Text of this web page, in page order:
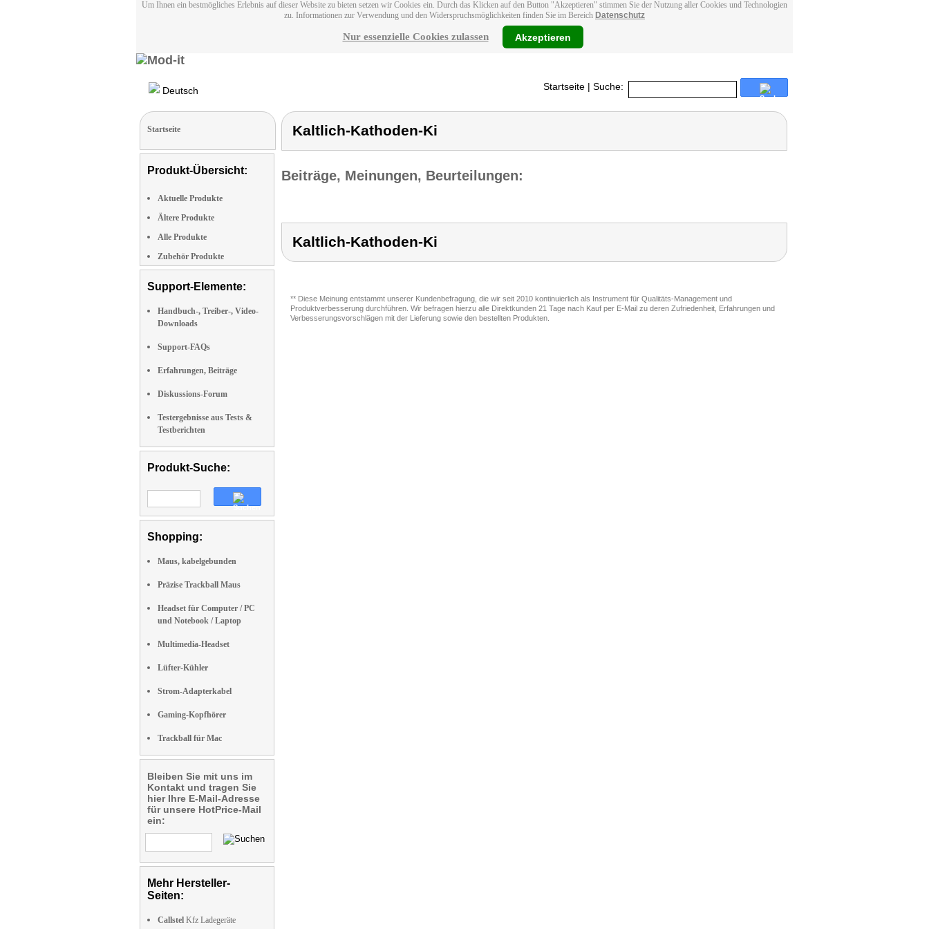
Um Ihnen ein bestmögliches Erlebnis auf dieser Website zu bieten setzen wir Cookies ein. Durch das Klicken auf den Button "Akzeptieren" stimmen Sie der Nutzung aller Cookies und Technologien
zu. Informationen zur Verwendung und den Widerspruchsmöglichkeiten finden Sie im Bereich Datenschutz
Nur essenzielle Cookies zulassen Akzeptieren
Deutsch Startseite | Suche:
Startseite
Produkt-Übersicht:
Aktuelle Produkte
Ältere Produkte
Alle Produkte
Zubehör Produkte
Support-Elemente:
Handbuch-, Treiber-, Video-
Downloads
Support-FAQs
Erfahrungen, Beiträge
Diskussions-Forum
Testergebnisse aus Tests &
Testberichten
Produkt-Suche:
Shopping:
Maus, kabelgebunden
Präzise Trackball Maus
Headset für Computer / PC
und Notebook / Laptop
Multimedia-Headset
Lüfter-Kühler
Strom-Adapterkabel
Gaming-Kopfhörer
Trackball für Mac
Bleiben Sie mit uns im
Kontakt und tragen Sie
hier Ihre E-Mail-Adresse
für unsere HotPrice-Mail
ein:
Mehr Hersteller-
Seiten:
Callstel Kfz Ladegeräte
Kaltlich-Kathoden-Ki
Beiträge, Meinungen, Beurteilungen:
Kaltlich-Kathoden-Ki
** Diese Meinung entstammt unserer Kundenbefragung, die wir seit 2010 kontinuierlich als Instrument für Qualitäts-Management und
Produktverbesserung durchführen. Wir befragen hierzu alle Direktkunden 21 Tage nach Kauf per E-Mail zu deren Zufriedenheit, Erfahrungen und
Verbesserungsvorschlägen mit der Lieferung sowie den bestellten Produkten.